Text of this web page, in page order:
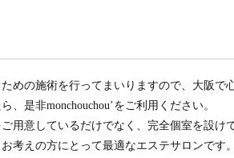
めの施術を行ってまいりますので、大阪で
是非monchouchou’をご利用ください。
用意しているだけでなく、完全個室を設け
考えの方にとって最適なエステサロンです。